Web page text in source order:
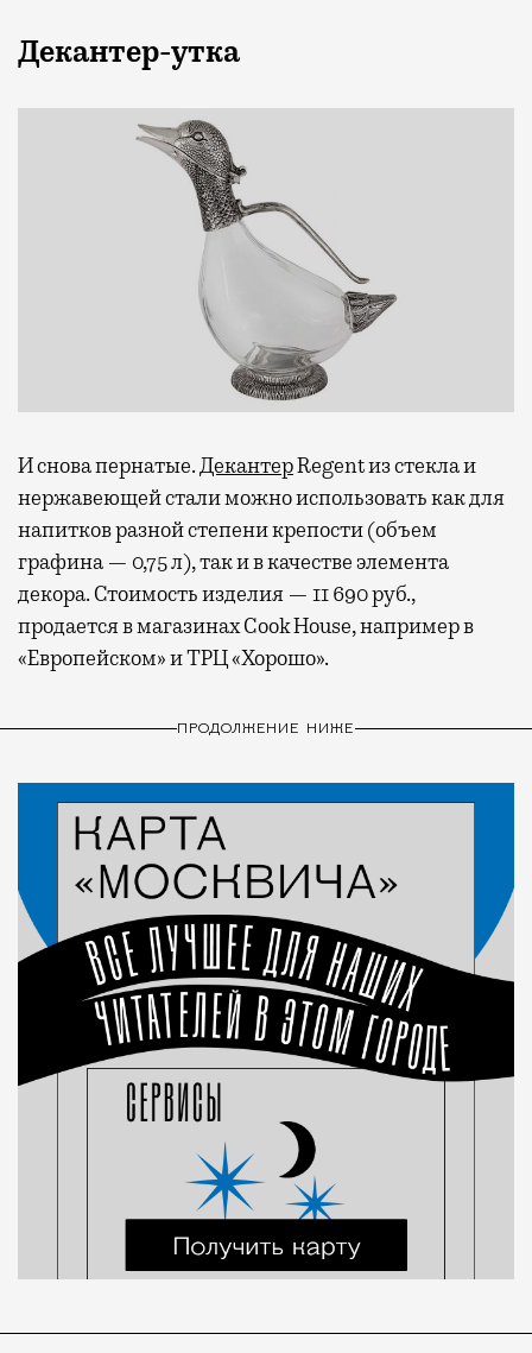
Декантер-утка
И снова пернатые.ДекантерRegent из стекла и
нержавеющей стали можно использовать как для
напитков разной степени крепости (объем
графина — 0,75 л), так и в качестве элемента
декора. Стоимость изделия — 11 690 руб.,
продается в магазинах Cook House, например в
«Европейском» и ТРЦ «Хорошо».
ПРОДОЛЖЕНИЕ НИЖЕ